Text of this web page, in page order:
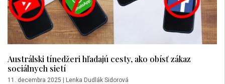
Austrálski tínedžeri hľadajú cesty, ako obísť zákaz
sociálnych sietí
11. decembra 2025 | Lenka Dudlák Sidorová